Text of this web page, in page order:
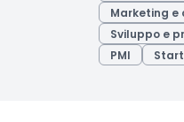
Marketing e
Sviluppo e
PMI